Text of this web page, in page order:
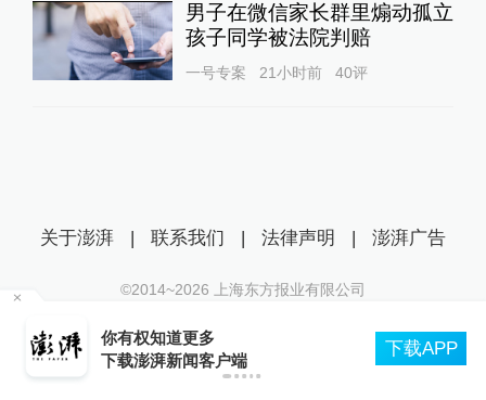
男子在微信家长群里煽动孤立
孩子同学被法院判赔
一号专案 21小时前 40评
中央气象台发布台风红色预警，为何发布最高级
别预警
关于澎湃 | 联系我们 | 法律声明 | 澎湃广告
©2014~2026 上海东方报业有限公司
互联网新闻信息服务许可证：31120170006
沪公网安备 31010602000299号